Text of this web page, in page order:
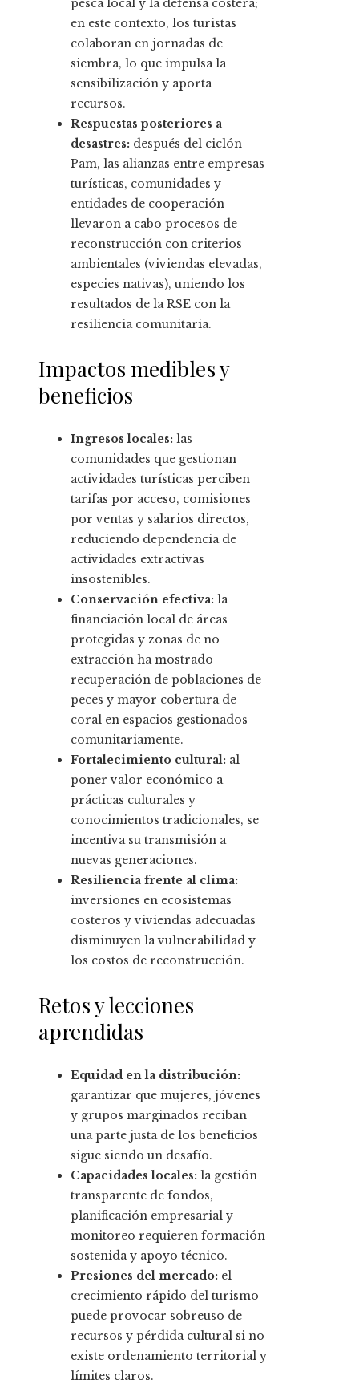
pesca local y la defensa costera;
en este contexto, los turistas
colaboran en jornadas de
siembra, lo que impulsa la
sensibilización y aporta
recursos.
Respuestas posteriores a
desastres: después del ciclón
Pam, las alianzas entre empresas
turísticas, comunidades y
entidades de cooperación
llevaron a cabo procesos de
reconstrucción con criterios
ambientales (viviendas elevadas,
especies nativas), uniendo los
resultados de la RSE con la
resiliencia comunitaria.
Impactos medibles y
beneficios
Ingresos locales: las
comunidades que gestionan
actividades turísticas perciben
tarifas por acceso, comisiones
por ventas y salarios directos,
reduciendo dependencia de
actividades extractivas
insostenibles.
Conservación efectiva: la
financiación local de áreas
protegidas y zonas de no
extracción ha mostrado
recuperación de poblaciones de
peces y mayor cobertura de
coral en espacios gestionados
comunitariamente.
Fortalecimiento cultural: al
poner valor económico a
prácticas culturales y
conocimientos tradicionales, se
incentiva su transmisión a
nuevas generaciones.
Resiliencia frente al clima:
inversiones en ecosistemas
costeros y viviendas adecuadas
disminuyen la vulnerabilidad y
los costos de reconstrucción.
Retos y lecciones
aprendidas
Equidad en la distribución:
garantizar que mujeres, jóvenes
y grupos marginados reciban
una parte justa de los beneficios
sigue siendo un desafío.
Capacidades locales: la gestión
transparente de fondos,
planificación empresarial y
monitoreo requieren formación
sostenida y apoyo técnico.
Presiones del mercado: el
crecimiento rápido del turismo
puede provocar sobreuso de
recursos y pérdida cultural si no
existe ordenamiento territorial y
límites claros.